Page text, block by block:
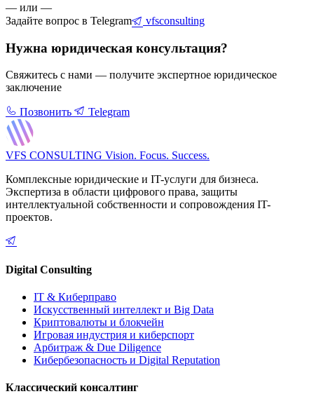
— или —
Задайте вопрос в Telegram
vfsconsulting
Нужна юридическая консультация?
Свяжитесь с нами — получите экспертное юридическое
заключение
Позвонить Telegram
VFS CONSULTING Vision. Focus. Success.
Комплексные юридические и IT-услуги для бизнеса.
Экспертиза в области цифрового права, защиты
интеллектуальной собственности и сопровождения IT-
проектов.
Digital Consulting
IT & Киберправо
Искусственный интеллект и Big Data
Криптовалюты и блокчейн
Игровая индустрия и киберспорт
Арбитраж & Due Diligence
Кибербезопасность и Digital Reputation
Классический консалтинг